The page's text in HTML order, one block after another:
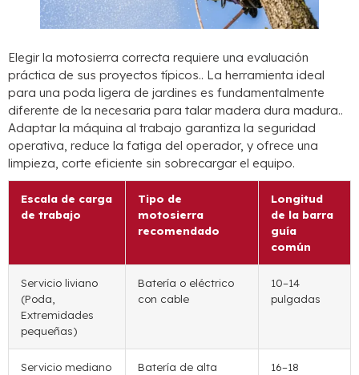
Elegir la motosierra correcta requiere una evaluación
práctica de sus proyectos típicos.. La herramienta ideal
para una poda ligera de jardines es fundamentalmente
diferente de la necesaria para talar madera dura madura..
Adaptar la máquina al trabajo garantiza la seguridad
operativa, reduce la fatiga del operador, y ofrece una
limpieza, corte eficiente sin sobrecargar el equipo.
Escala de carga
de trabajo
Tipo de
motosierra
recomendado
Longitud
de la barra
guía
común
Servicio liviano
(Poda,
Extremidades
pequeñas)
Batería o eléctrico
con cable
10–14
pulgadas
Servicio mediano
Batería de alta
16–18